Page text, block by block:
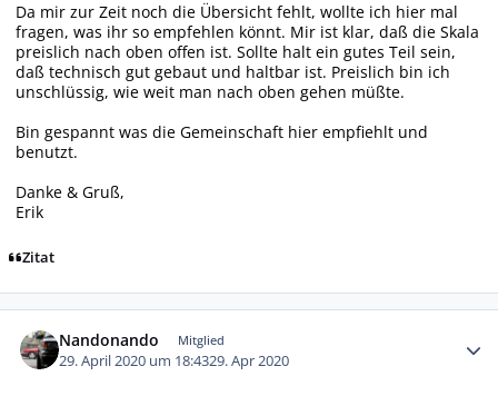
Da mir zur Zeit noch die Übersicht fehlt, wollte ich hier mal
fragen, was ihr so empfehlen könnt. Mir ist klar, daß die Skala
preislich nach oben offen ist. Sollte halt ein gutes Teil sein,
daß technisch gut gebaut und haltbar ist. Preislich bin ich
unschlüssig, wie weit man nach oben gehen müßte.
Bin gespannt was die Gemeinschaft hier empfiehlt und
benutzt.
Danke & Gruß,
Erik
Zitat
Nandonando Mitglied
29. April 2020 um 18:4329. Apr 2020